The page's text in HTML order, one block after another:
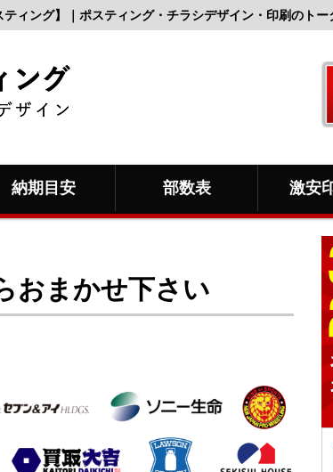
ィング】｜ポスティング・チラシデザイン・印刷のトー
納期目安 部数表 激安
おまかせ下さい